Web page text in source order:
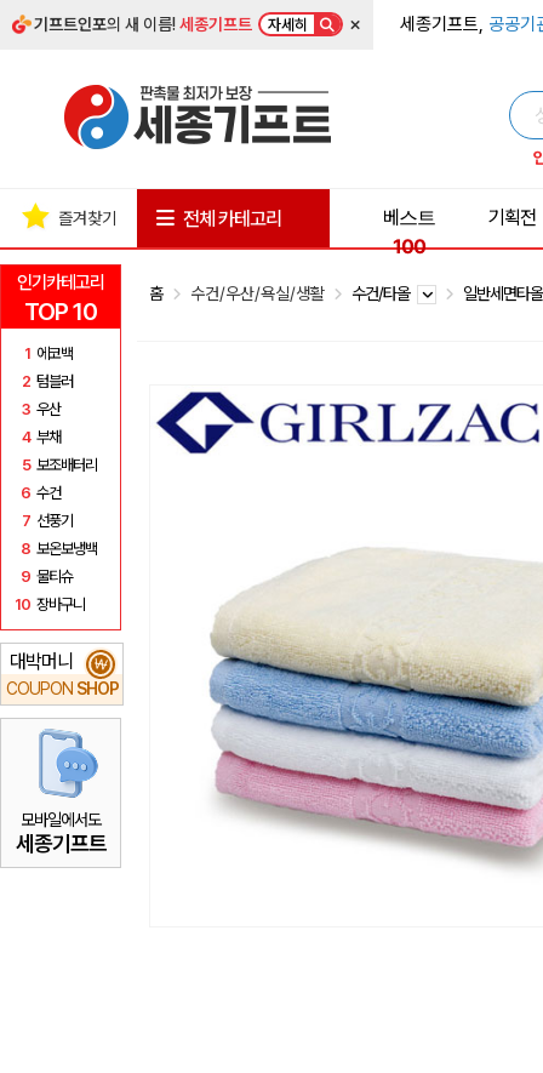
기프트인포의 새 이름!세종기프트 자세히 × 세종기프트, 공공기
인기카테고리
TOP 10
1 에코백
2 텀블러
3 우산
4 부채
5 보조배터리
6 수건
7 선풍기
8 보온보냉백
9 물티슈
10 장바구니
대박머니
COUPON SHOP
₩
모바일에서도
세종기프트
즐겨찾기 전체 카테고리
베스트
100
기획전
홈 수건/우산/욕실/생활 수건/타올 일반세면타